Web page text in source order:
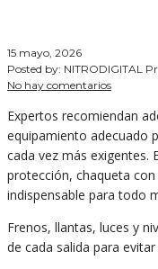
15 mayo, 2026
Posted by: NITRODIGITAL
No hay comentarios
Expertos recomiendan
equipamiento adecuado
cada vez más exigentes.
protección, chaqueta
indispensable para todo
Frenos, llantas, luces y
de cada salida para